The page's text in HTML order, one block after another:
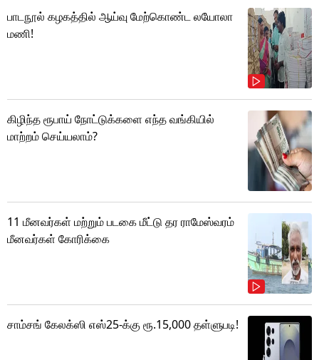
பாடநூல் கழகத்தில் ஆய்வு மேற்கொண்ட லயோலா
மணி!
கிழிந்த ரூபாய் நோட்டுக்களை எந்த வங்கியில்
மாற்றம் செய்யலாம்?
11 மீனவர்கள் மற்றும் படகை மீட்டு தர ராமேஸ்வரம்
மீனவர்கள் கோரிக்கை
சாம்சங் கேலக்ஸி எஸ்25-க்கு ரூ.15,000 தள்ளுபடி!